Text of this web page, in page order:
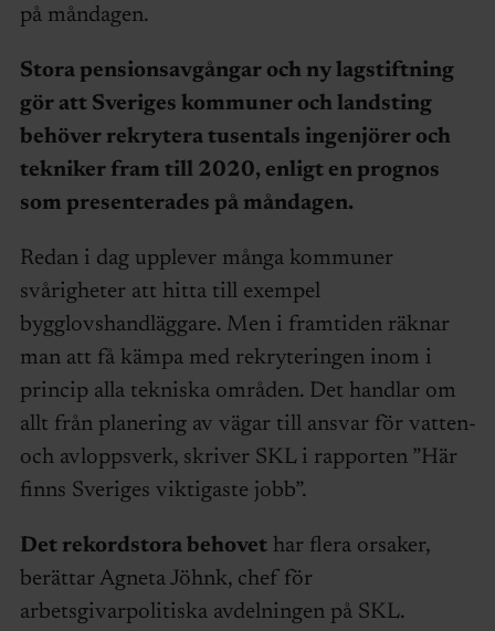
på måndagen.
Stora pensionsavgångar och ny lagstiftning
gör att Sveriges kommuner och landsting
behöver rekrytera tusentals ingenjörer och
tekniker fram till 2020, enligt en prognos
som presenterades på måndagen.
Redan i dag upplever många kommuner
svårigheter att hitta till exempel
bygglovshandläggare. Men i framtiden räknar
man att få kämpa med rekryteringen inom i
princip alla tekniska områden. Det handlar om
allt från planering av vägar till ansvar för vatten-
och avloppsverk, skriver SKL i rapporten ”Här
finns Sveriges viktigaste jobb”.
Det rekordstora behovethar flera orsaker,
berättar Agneta Jöhnk, chef för
arbetsgivarpolitiska avdelningen på SKL.